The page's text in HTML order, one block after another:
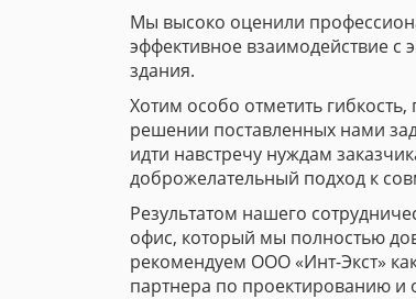
Мы высоко оценили
эффективное взаимодействие с
здания.
Хотим особо отметить
решении поставленных нами
идти навстречу нуждам
доброжелательный подход к
Результатом нашего
офис, который мы полностью
рекомендуем ООО «Инт-Экст»
партнера по проектированию и